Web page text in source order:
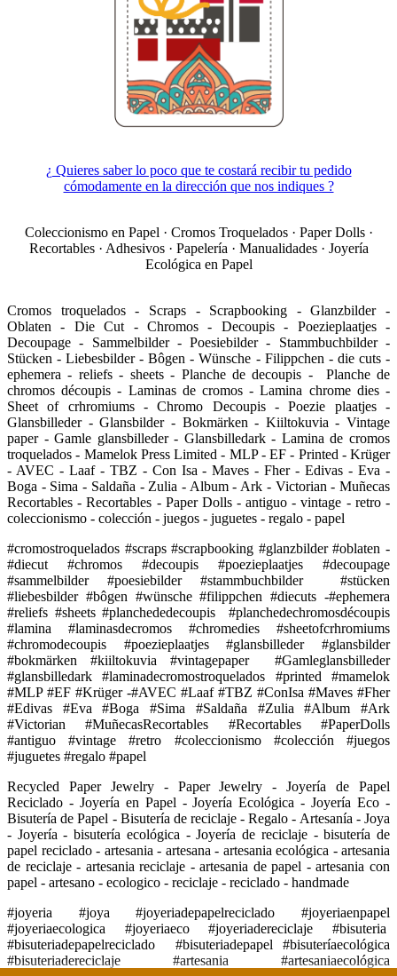
¿ Quieres saber lo poco que te costará recibir tu pedido
cómodamente en la dirección que nos indiques ?
Coleccionismo en Papel · Cromos Troquelados · Paper Dolls ·
Recortables · Adhesivos · Papelería · Manualidades · Joyería
Ecológica en Papel
Cromos troquelados - Scraps - Scrapbooking - Glanzbilder -
Oblaten - Die Cut - Chromos - Decoupis - Poezieplaatjes -
Decoupage - Sammelbilder - Poesiebilder - Stammbuchbilder -
Stücken - Liebesbilder - Bôgen - Wünsche - Filippchen - die cuts -
ephemera - reliefs - sheets - Planche de decoupis - Planche de
chromos découpis - Laminas de cromos - Lamina chrome dies -
Sheet of crhromiums - Chromo Decoupis - Poezie plaatjes -
Glansbilleder - Glansbilder - Bokmärken - Kiiltokuvia - Vintage
paper - Gamle glansbilleder - Glansbilledark - Lamina de cromos
troquelados - Mamelok Press Limited - MLP - EF - Printed - Krüger
- AVEC - Laaf - TBZ - Con Isa - Maves - Fher - Edivas - Eva -
Boga - Sima - Saldaña - Zulia - Album - Ark - Victorian - Muñecas
Recortables - Recortables - Paper Dolls - antiguo - vintage - retro -
coleccionismo - colección - juegos - juguetes - regalo - papel
#cromostroquelados #scraps #scrapbooking #glanzbilder #oblaten -
#diecut #chromos #decoupis #poezieplaatjes #decoupage
#sammelbilder #poesiebilder #stammbuchbilder #stücken
#liebesbilder #bôgen #wünsche #filippchen #diecuts -#ephemera
#reliefs #sheets #planchededecoupis #planchedechromosdécoupis
#lamina #laminasdecromos #chromedies #sheetofcrhromiums
#chromodecoupis #poezieplaatjes #glansbilleder #glansbilder
#bokmärken #kiiltokuvia #vintagepaper #Gamleglansbilleder
#glansbilledark #laminadecromostroquelados #printed #mamelok
#MLP #EF #Krüger -#AVEC #Laaf #TBZ #ConIsa #Maves #Fher
#Edivas #Eva #Boga #Sima #Saldaña #Zulia #Album #Ark
#Victorian #MuñecasRecortables #Recortables #PaperDolls
#antiguo #vintage #retro #coleccionismo #colección #juegos
#juguetes #regalo #papel
Recycled Paper Jewelry - Paper Jewelry - Joyería de Papel
Reciclado - Joyería en Papel - Joyería Ecológica - Joyería Eco -
Bisutería de Papel - Bisutería de reciclaje - Regalo - Artesanía - Joya
- Joyería - bisutería ecológica - Joyería de reciclaje - bisutería de
papel reciclado - artesania - artesana - artesania ecológica - artesania
de reciclaje - artesania reciclaje - artesania de papel - artesania con
papel - artesano - ecologico - reciclaje - reciclado - handmade
#joyeria #joya #joyeriadepapelreciclado #joyeriaenpapel
#joyeriaecologica #joyeriaeco #joyeriadereciclaje #bisuteria
#bisuteriadepapelreciclado #bisuteriadepapel #bisuteríaecológica
#bisuteriadereciclaje #artesania #artesaniaecológica